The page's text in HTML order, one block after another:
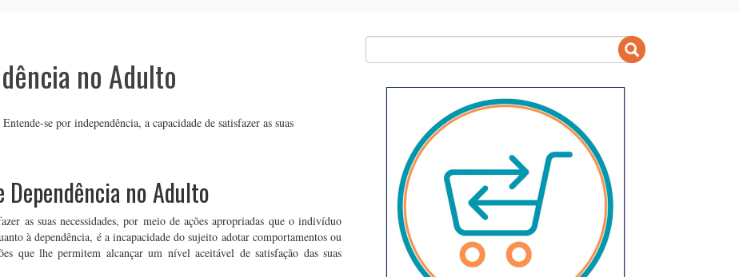
no Adulto
se por independência, a capacidade de satisfazer as suas
no Adulto
as suas necessidades, por meio de ações apropriadas que o indivíduo
à dependência, é a incapacidade do sujeito adotar comportamentos ou
que lhe permitem alcançar um nível aceitável de satisfação das suas